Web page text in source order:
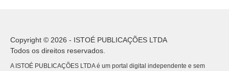
Copyright © 2026 - ISTOÉ PUBLICAÇÕES LTDA
Todos os direitos reservados.
A ISTOÉ PUBLICAÇÕES LTDA é um portal digital independente e sem